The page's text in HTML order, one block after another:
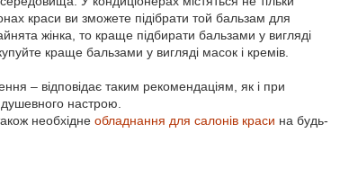
краси ви зможете підібрати той бальзам для
жінка, то краще підбирати бальзами у вигляді
краще бальзами у вигляді масок і кремів.
– відповідає таким рекомендаціям, як і при
настрою.
необхідне обладнання для салонів краси на будь-